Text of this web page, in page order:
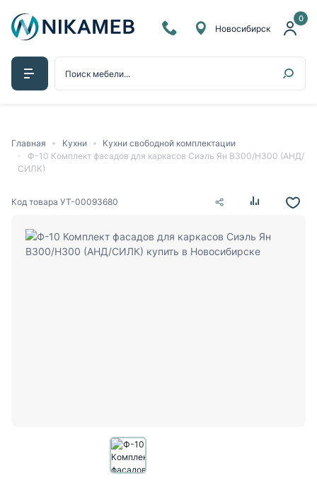
0
Новосибирск
Главная Кухни
Кухни свободной комплектации
Ф-10 Комплект фасадов для каркасов Сиэль Ян В300/Н300 (АНД/
СИЛК)
Код товара УТ-00093680